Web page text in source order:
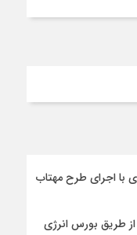
با اجرای طرح مهتاب
طریق بورس انرژی